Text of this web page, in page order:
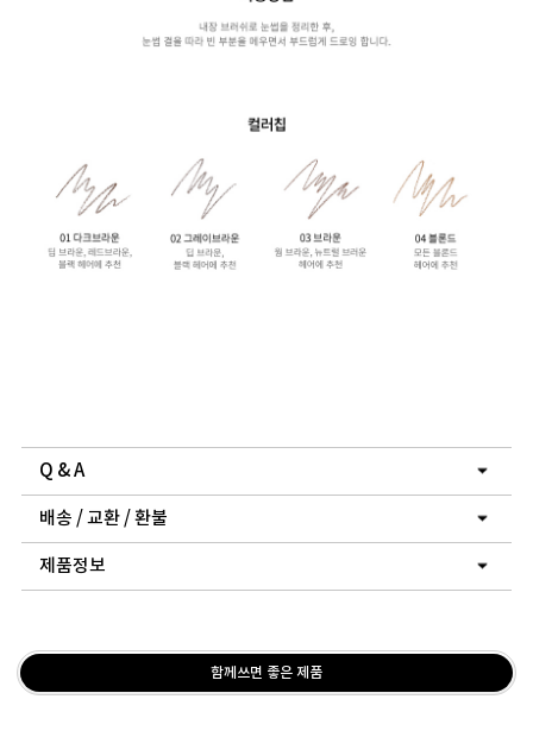
Q & A
배송 / 교환 / 환불
제품정보
함께쓰면 좋은 제품